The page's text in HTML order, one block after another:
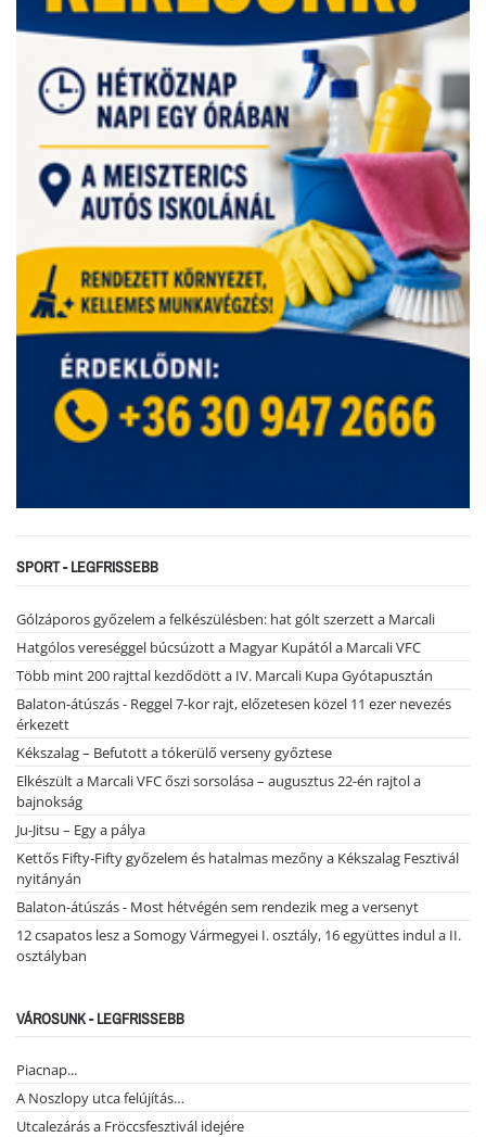
SPORT - LEGFRISSEBB
Gólzáporos győzelem a felkészülésben: hat gólt szerzett a Marcali
Hatgólos vereséggel búcsúzott a Magyar Kupától a Marcali VFC
Több mint 200 rajttal kezdődött a IV. Marcali Kupa Gyótapusztán
Balaton-átúszás - Reggel 7-kor rajt, előzetesen közel 11 ezer nevezés
érkezett
Kékszalag – Befutott a tókerülő verseny győztese
Elkészült a Marcali VFC őszi sorsolása – augusztus 22-én rajtol a
bajnokság
Ju-Jitsu – Egy a pálya
Kettős Fifty-Fifty győzelem és hatalmas mezőny a Kékszalag Fesztivál
nyitányán
Balaton-átúszás - Most hétvégén sem rendezik meg a versenyt
12 csapatos lesz a Somogy Vármegyei I. osztály, 16 együttes indul a II.
osztályban
VÁROSUNK - LEGFRISSEBB
Piacnap...
A Noszlopy utca felújítás…
Utcalezárás a Fröccsfesztivál idejére